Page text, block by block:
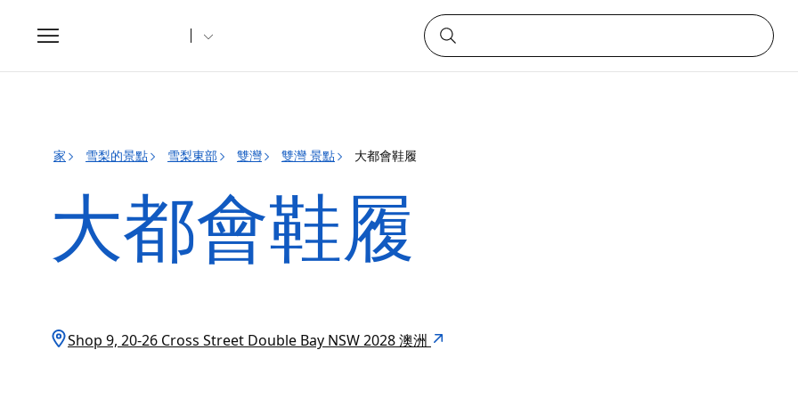
Toggle
navigation
家 雪梨的景點 雪梨東部 雙灣 雙灣 景點 大都會鞋履
大都會鞋履
Shop 9, 20-26 Cross Street Double Bay NSW 2028 澳洲